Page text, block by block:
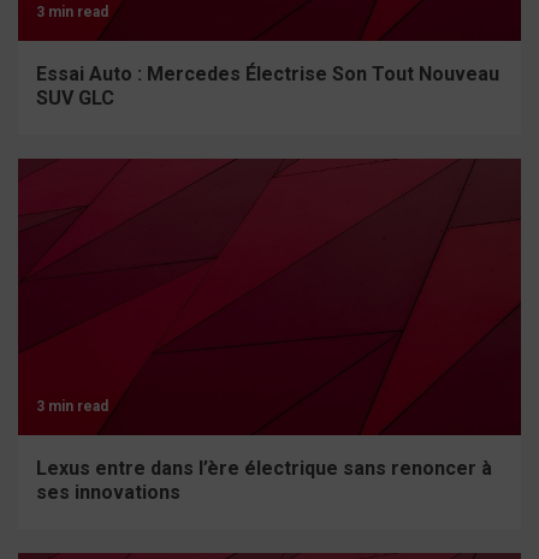
3 min read
Essai Auto : Mercedes Électrise Son Tout Nouveau
SUV GLC
3 min read
Lexus entre dans l’ère électrique sans renoncer à
ses innovations